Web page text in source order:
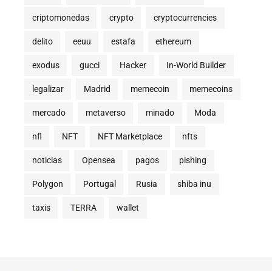
criptomonedas crypto cryptocurrencies
delito eeuu estafa ethereum
exodus gucci Hacker In-World Builder
legalizar Madrid memecoin memecoins
mercado metaverso minado Moda
nfl NFT NFT Marketplace nfts
noticias Opensea pagos pishing
Polygon Portugal Rusia shiba inu
taxis TERRA wallet